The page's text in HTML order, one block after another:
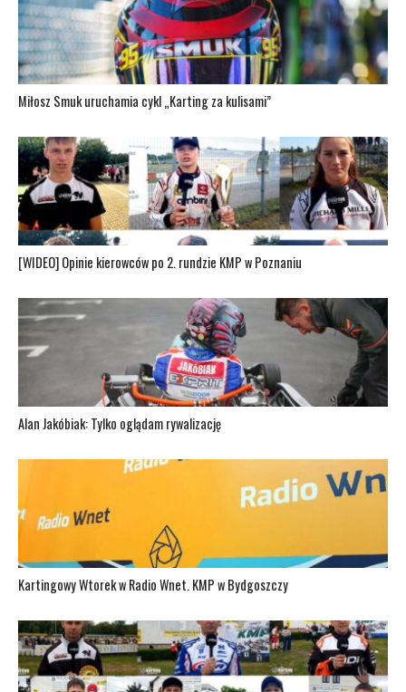
Miłosz Smuk uruchamia cykl „Karting za kulisami”
[WIDEO] Opinie kierowców po 2. rundzie KMP w Poznaniu
Alan Jakóbiak: Tylko oglądam rywalizację
Kartingowy Wtorek w Radio Wnet. KMP w Bydgoszczy